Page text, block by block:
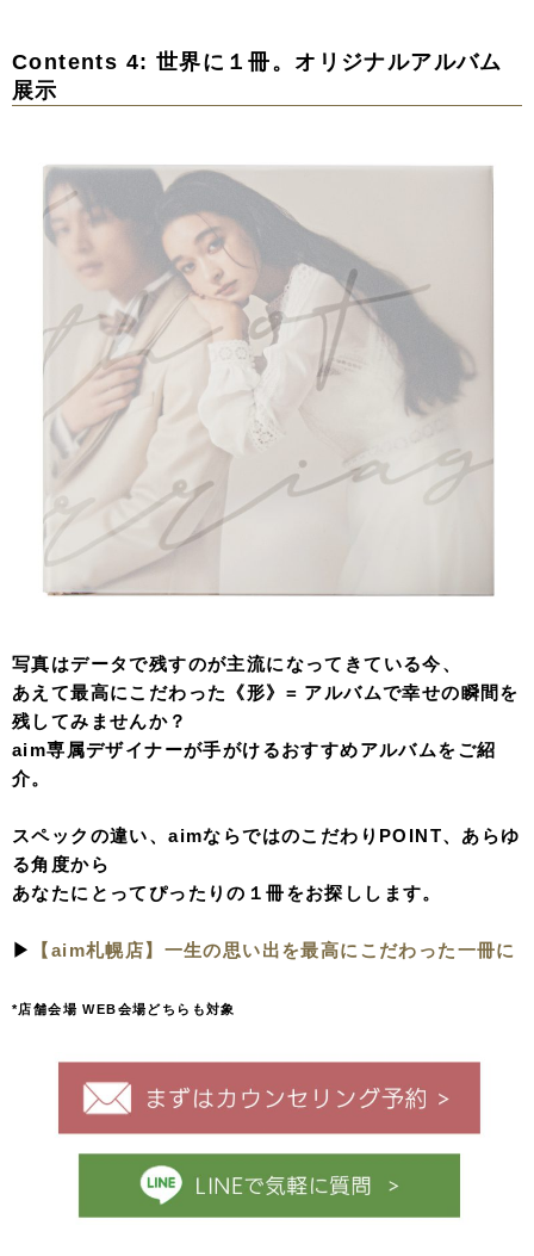
Contents 4: 世界に１冊。オリジナルアルバム
展示
写真はデータで残すのが主流になってきている今、
あえて最高にこだわった《形》= アルバムで幸せの瞬間を
残してみませんか？
aim専属デザイナーが手がけるおすすめアルバムをご紹
介。
スペックの違い、aimならではのこだわりPOINT、あらゆ
る角度から
あなたにとってぴったりの１冊をお探しします。
▶︎ 【aim札幌店】一生の思い出を最高にこだわった一冊に
*店舗会場 WEB会場どちらも対象